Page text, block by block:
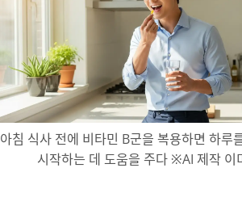
아침 식사 전에 비타민 B군을 복용하면 하루
시작하는 데 도움을 주다 ※AI 제작 이